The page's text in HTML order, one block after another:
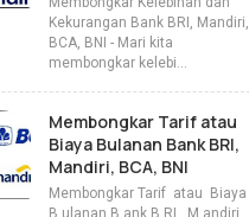
Kekurangan Bank BRI, Mandiri,
BCA, BNI - Mari kita
membongkar kelebi…
Membongkar Tarif atau
Biaya Bulanan Bank BRI,
Mandiri, BCA, BNI
Membongkar Tarif atau Biaya
B ulanan B ank B RI , M andiri,